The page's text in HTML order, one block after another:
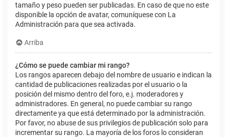
tamaño y peso pueden ser publicadas. En caso de que no este
disponible la opción de avatar, comuníquese con La
Administración para que sea activada.
Arriba
¿Cómo se puede cambiar mi rango?
Los rangos aparecen debajo del nombre de usuario e indican la
cantidad de publicaciones realizadas por el usuario o la
posición del mismo dentro del foro, e.j. moderadores y
administradores. En general, no puede cambiar su rango
directamente ya que está determinado por la administración.
Por favor, no abuse de sus privilegios de publicación solo para
incrementar su rango. La mayoría de los foros lo consideran